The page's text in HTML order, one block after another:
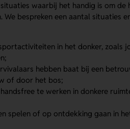
waarbij het handig is om
bespreken een aantal situaties
in het donker, zoals
hebben baat bij een
of door het bos;
te werken in donkere
spelen of op ontdekking gaan in